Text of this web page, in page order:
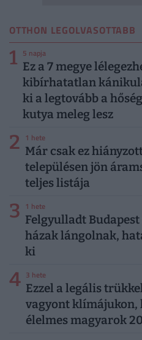
OTTHON LEGOLVASOTTABB
1 5 napja
Ez a 7 megye
kibírhatatlan
ki a legtovább a
kutya meleg lesz
2 1 hete
Már csak ez
településen jön
teljes listája
3 1 hete
Felgyulladt
házak lángolnak,
ki
4 3 hete
Ezzel a legális
vagyont klímájukon,
élelmes magyarok